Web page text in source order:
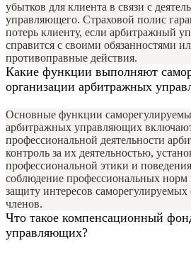
убытков для клиента в связи с
управляющего. Страховой полис
потерь клиенту, если арбитражный
справится с своими обязанностями
противоправные действия.
Какие функции выполняют
организации арбитражных
Основные функции
арбитражных управляющих
профессиональной деятельности
контроль за их деятельностью,
профессиональной этики и
соблюдение профессиональных норм
защиту интересов
членов.
Что такое компенсационный
управляющих?